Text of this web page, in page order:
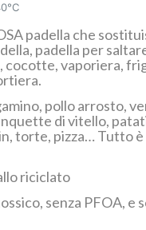
padella che
padella per
cocotte, vaporiera,
pollo arrosto,
di vitello,
torte, pizza… Tutto è
riciclato
senza PFOA, e